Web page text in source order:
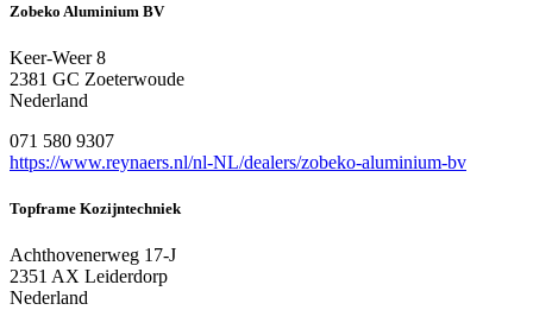
Zobeko Aluminium BV
Keer-Weer 8
2381 GC Zoeterwoude
Nederland
071 580 9307
https://www.reynaers.nl/nl-NL/dealers/zobeko-aluminium-bv
Topframe Kozijntechniek
Achthovenerweg 17-J
2351 AX Leiderdorp
Nederland